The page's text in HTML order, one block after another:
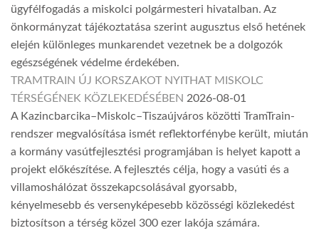
ügyfélfogadás a miskolci polgármesteri hivatalban. Az
önkormányzat tájékoztatása szerint augusztus első hetének
elején különleges munkarendet vezetnek be a dolgozók
egészségének védelme érdekében.
TRAMTRAIN ÚJ KORSZAKOT NYITHAT MISKOLC
TÉRSÉGÉNEK KÖZLEKEDÉSÉBEN 2026-08-01
A Kazincbarcika–Miskolc–Tiszaújváros közötti TramTrain-
rendszer megvalósítása ismét reflektorfénybe került, miután
a kormány vasútfejlesztési programjában is helyet kapott a
projekt előkészítése. A fejlesztés célja, hogy a vasúti és a
villamoshálózat összekapcsolásával gyorsabb,
kényelmesebb és versenyképesebb közösségi közlekedést
biztosítson a térség közel 300 ezer lakója számára.